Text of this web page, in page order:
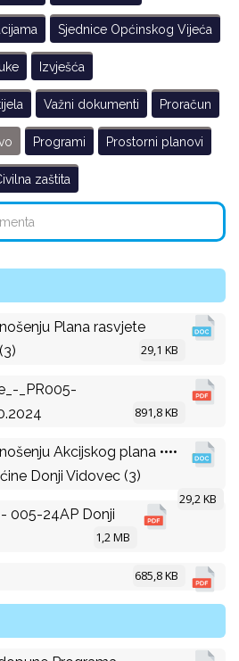
Sjednice Općinskog Vijeća
Izvješća
Važni dokumenti Proračun
Programi Prostorni planovi
zaštita
Plana rasvjete
29,1 KB
_PR005-
891,8 KB
Akcijskog plana ••••
Donji Vidovec (3)
29,2 KB
005-24AP Donji
1,2 MB
685,8 KB